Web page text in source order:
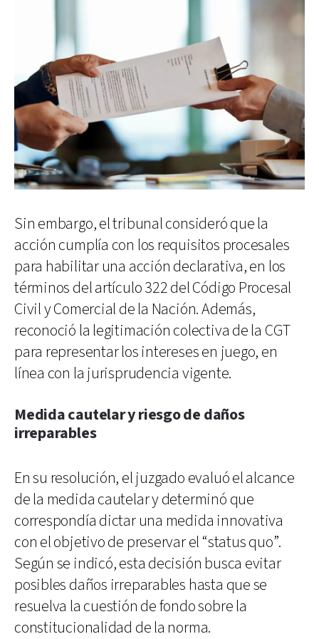
Sin embargo, el tribunal consideró que la
acción cumplía con los requisitos procesales
para habilitar una acción declarativa, en los
términos del artículo 322 del Código Procesal
Civil y Comercial de la Nación. Además,
reconoció la legitimación colectiva de la CGT
para representar los intereses en juego, en
línea con la jurisprudencia vigente.
Medida cautelar y riesgo de daños
irreparables
En su resolución, el juzgado evaluó el alcance
de la medida cautelar y determinó que
correspondía dictar una medida innovativa
con el objetivo de preservar el “status quo”.
Según se indicó, esta decisión busca evitar
posibles daños irreparables hasta que se
resuelva la cuestión de fondo sobre la
constitucionalidad de la norma.